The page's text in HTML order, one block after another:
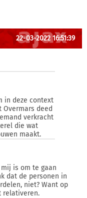
22-03-2022 16:51:39
in deze context
deed
verkracht
die wat
maakt.
is om te gaan
dat de personen in
niet? Want op
relativeren.